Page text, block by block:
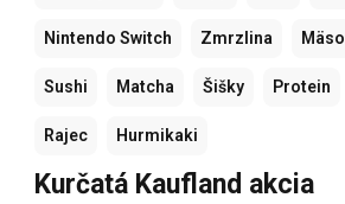
Nintendo Switch Zmrzlina Mäso
Sushi Matcha Šišky Protein
Rajec Hurmikaki
Kurčatá Kaufland akcia